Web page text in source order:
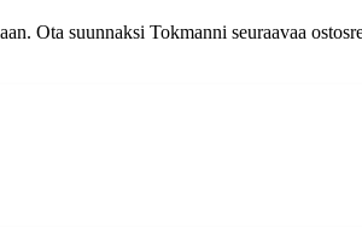
Ota suunnaksi Tokmanni seuraavaa